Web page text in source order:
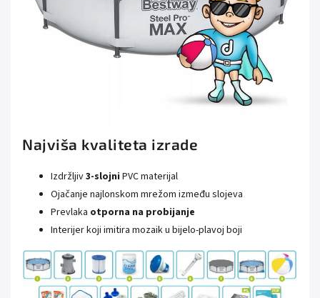
Najviša kvaliteta izrade
Izdržljiv3-slojni PVC materijal
Ojačanje najlonskom mrežom između slojeva
Prevlaka otporna na probijanje
Interijer koji imitira mozaik u bijelo-plavoj boji